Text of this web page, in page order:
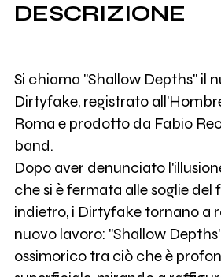
DESCRIZIONE
Si chiama "Shallow Depths" il
Dirtyfake, registrato
Roma e prodotto da Fabio
band.
Dopo aver denunciato
che si è fermata alle soglie del
indietro, i Dirtyfake tornano a
nuovo lavoro: "Shallow
ossimorico tra ciò che è